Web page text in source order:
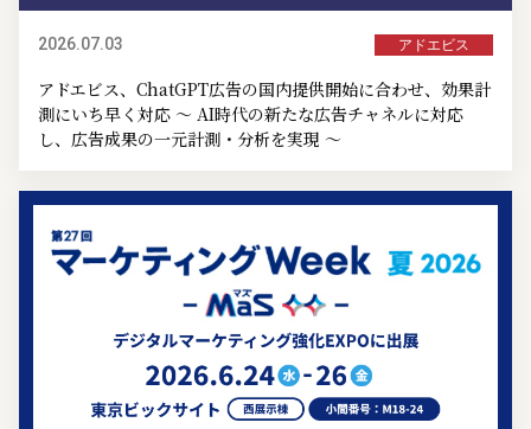
2026.07.03 アドエビス
アドエビス、ChatGPT広告の国内提供開始に合わせ、効果計
測にいち早く対応 ～ AI時代の新たな広告チャネルに対応
し、広告成果の一元計測・分析を実現 ～